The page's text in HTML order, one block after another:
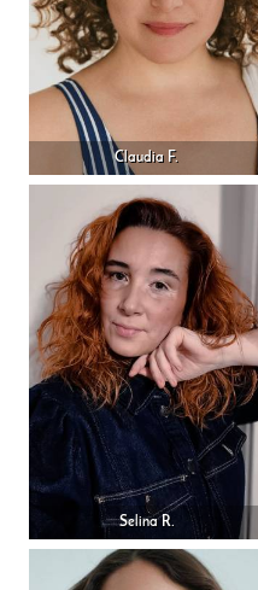
Claudia F.
Selina R.